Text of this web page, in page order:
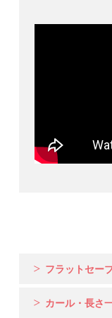
フラットセー
カール・長さ